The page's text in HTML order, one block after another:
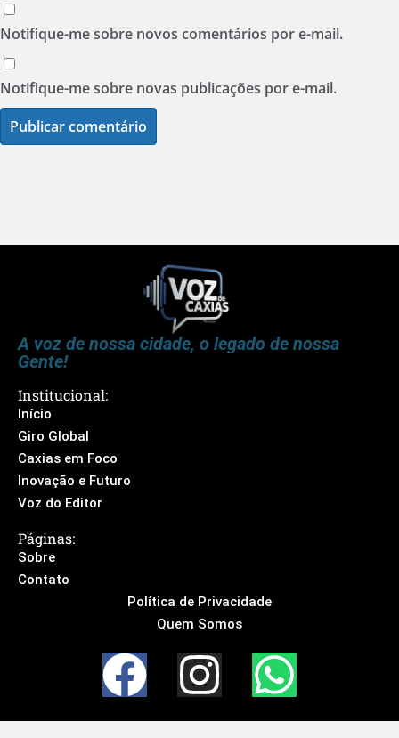
Notifique-me sobre novos comentários por e-mail.
Notifique-me sobre novas publicações por e-mail.
A voz de nossa cidade, o legado de nossa
Gente!
Institucional:
Início
Giro Global
Caxias em Foco
Inovação e Futuro
Voz do Editor
Páginas:
Sobre
Contato
Política de Privacidade
Quem Somos